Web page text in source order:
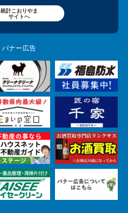
統計こおりやま
サイトへ
バナー広告